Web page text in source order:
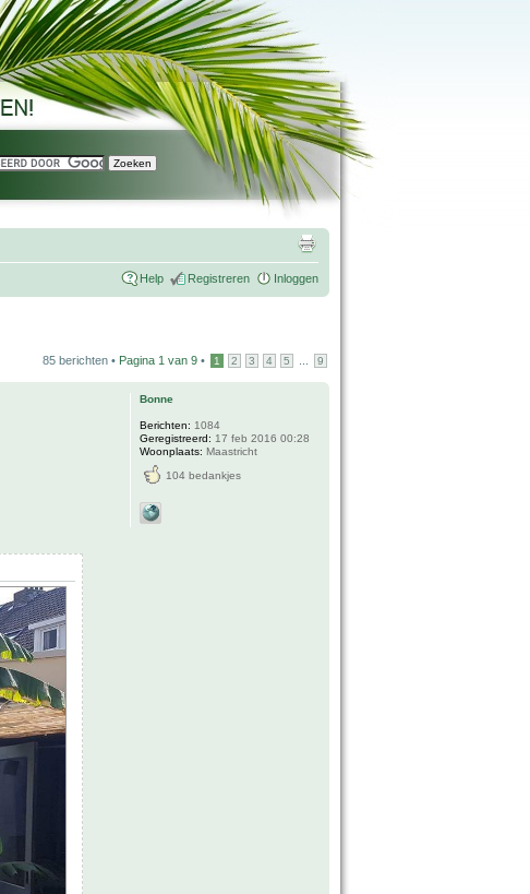
Help Registreren Inloggen
85 berichten • Pagina 1 van 9 • 1 2 3 4 5 9
Bonne
Berichten: 1084
Geregistreerd: 17 feb 2016 00:28
Woonplaats: Maastricht
104 bedankjes